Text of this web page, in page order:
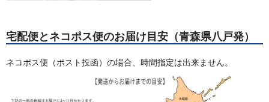
宅配便とネコポス便のお届け目安（青森県八戸発）
ネコポス便（ポスト投函）の場合、時間指定は出来ません。